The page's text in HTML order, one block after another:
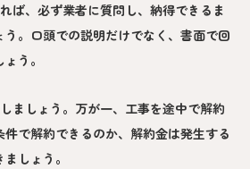
ば、必ず業者に質問し、納得できるま
。口頭での説明だけでなく、書面で回
う。
ましょう。万が一、工事を途中で解約
で解約できるのか、解約金は発生する
しょう。